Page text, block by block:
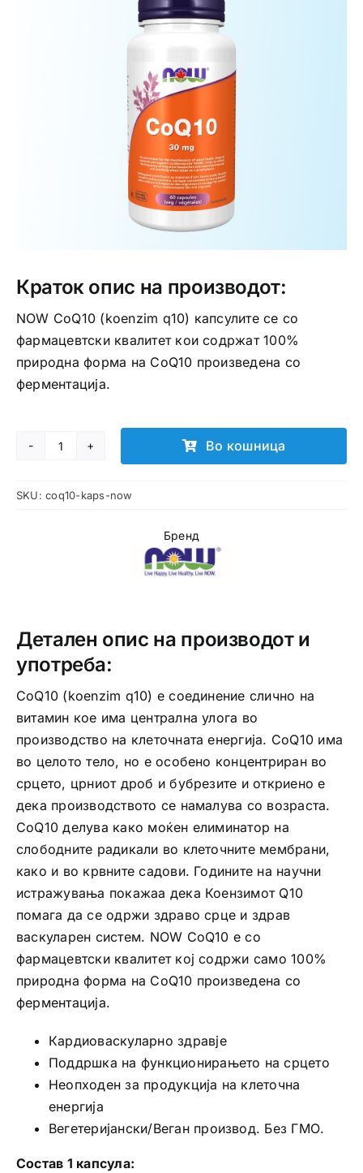
Медицински апрати
Краток опис на производот:
NOW CoQ10 (koenzim q10) капсулите се со
фармацевтски квалитет кои содржат 100%
природна форма на CoQ10 произведена со
ферментација.
CoQ10
количина
Во кошница
SKU:coq10-kaps-now
Бренд
Детален опис на производот и
употреба:
CoQ10 (koenzim q10) е соединение слично на
витамин кое има централна улога во
производство на клеточната енергија. CoQ10 има
во целото тело, но е особено концентриран во
срцето, црниот дроб и бубрезите и откриено е
дека производството се намалува со возраста.
CoQ10 делува како моќен елиминатор на
слободните радикали во клеточните мембрани,
како и во крвните садови. Годините на научни
истражувања покажаа дека Коензимот Q10
помага да се одржи здраво срце и здрав
васкуларен систем. NOW CoQ10 е со
фармацевтски квалитет кој содржи само 100%
природна форма на CoQ10 произведена со
ферментација.
Кардиоваскуларно здравје
Поддршка на функционирањето на срцето
Неопходен за продукција на клеточна
енергија
Вегетеријански/Веган производ. Без ГМО.
Состав 1 капсула: